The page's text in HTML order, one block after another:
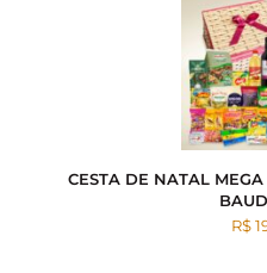
CESTA DE NATAL
R$